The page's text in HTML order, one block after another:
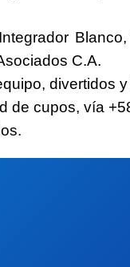
C.A.
divertidos
de cupos, vía